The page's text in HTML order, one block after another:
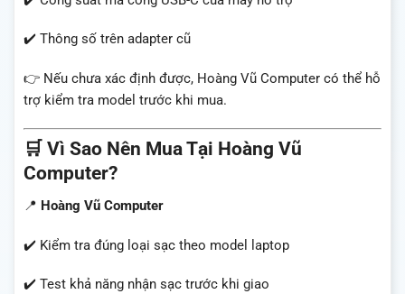
✔️ Thông số trên adapter cũ
👉 Nếu chưa xác định được, Hoàng Vũ Computer có thể hỗ
trợ kiểm tra model trước khi mua.
🛒 Vì Sao Nên Mua Tại Hoàng Vũ
Computer?
📍 Hoàng Vũ Computer
✔️ Kiểm tra đúng loại sạc theo model laptop
✔️ Test khả năng nhận sạc trước khi giao